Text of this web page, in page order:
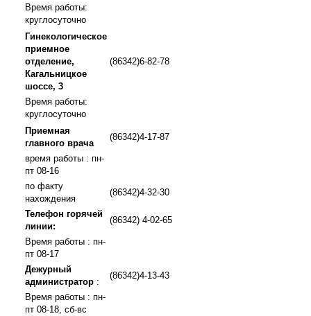
Время работы:
круглосуточно
Гинекологическое
приемное
отделение,
Кагальницкое
шоссе, 3
(86342)6-82-78
Время работы:
круглосуточно
Приемная
главного врача
(86342)4-17-87
время работы : пн-
пт 08-16
по факту
нахождения
(86342)4-32-30
Телефон горячей
линии:
(86342) 4-02-65
Время работы : пн-
пт 08-17
Дежурный
администратор :
(86342)4-13-43
Время работы : пн-
пт 08-18, сб-вс